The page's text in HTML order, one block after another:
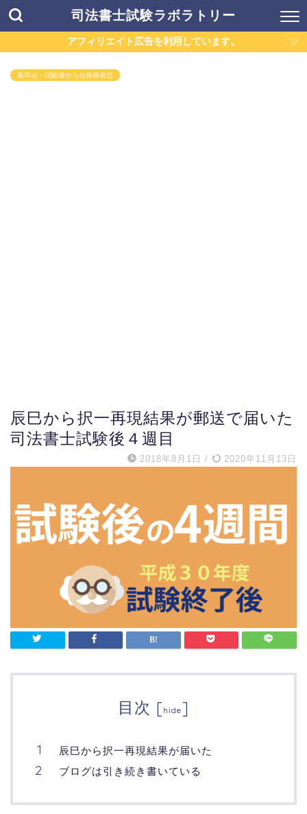
司法書士試験ラボラトリー
アフィリエイト広告を利用しています。
基準点・試験後から合格発表迄
辰巳から択一再現結果が郵送で届いた
司法書士試験後４週目
2018年8月1日 / 2020年11月13日
目次 [hide]
辰巳から択一再現結果が届いた
ブログは引き続き書いている